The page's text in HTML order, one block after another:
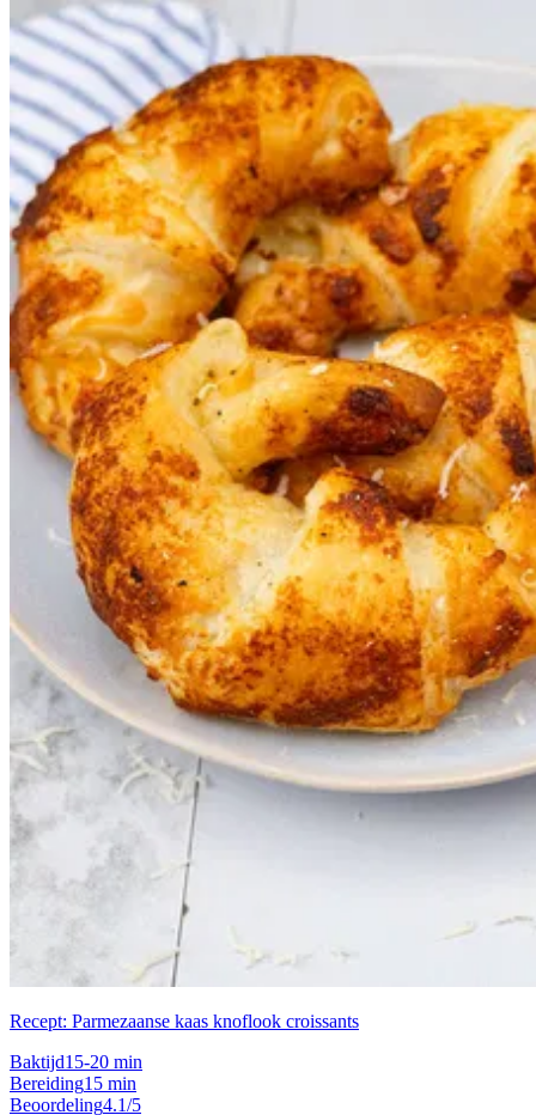
Recept: Parmezaanse kaas knoflook croissants
Baktijd15-20 min
Bereiding15 min
Beoordeling4.1/5